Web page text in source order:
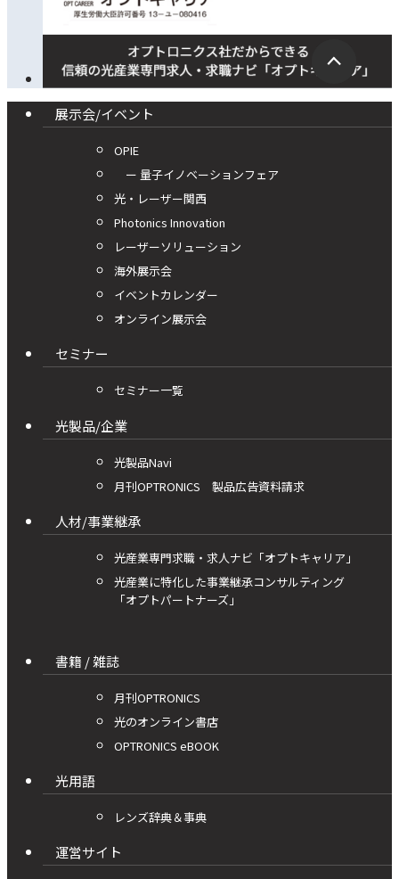
展示会/イベント
OPIE
ー 量子イノベーションフェア
光・レーザー関西
Photonics Innovation
レーザーソリューション
海外展示会
イベントカレンダー
オンライン展示会
セミナー
セミナー一覧
光製品/企業
光製品Navi
月刊OPTRONICS 製品広告資料請求
人材/事業継承
光産業専門求職・求人ナビ「オプトキャリア」
光産業に特化した事業継承コンサルティング
「オプトパートナーズ」
書籍 / 雑誌
月刊OPTRONICS
光のオンライン書店
OPTRONICS eBOOK
光用語
レンズ辞典＆事典
運営サイト